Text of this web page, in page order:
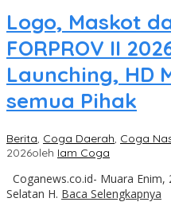
Logo, Maskot
FORPROV II
Launching, HD
semua Pihak
Berita, Coga Daerah, Coga
2026oleh Iam Coga
Coganews.co.id- Muara
Selatan H. Baca Selengkapnya